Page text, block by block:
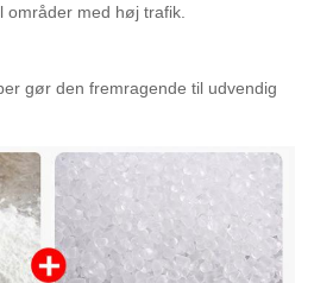
områder med høj trafik.
gør den fremragende til udvendig